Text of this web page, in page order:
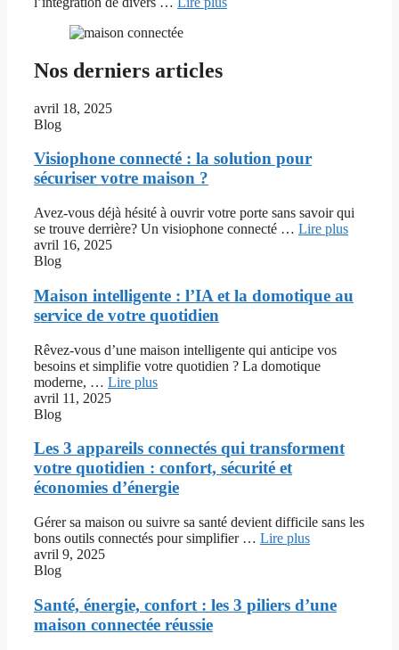
Nos derniers articles
avril 18, 2025
Blog
Visiophone connecté : la solution pour
sécuriser votre maison ?
Avez-vous déjà hésité à ouvrir votre porte sans savoir qui
se trouve derrière? Un visiophone connecté … Lire plus
avril 16, 2025
Blog
Maison intelligente : l’IA et la domotique au
service de votre quotidien
Rêvez-vous d’une maison intelligente qui anticipe vos
besoins et simplifie votre quotidien ? La domotique
moderne, … Lire plus
avril 11, 2025
Blog
Les 3 appareils connectés qui transforment
votre quotidien : confort, sécurité et
économies d’énergie
Gérer sa maison ou suivre sa santé devient difficile sans les
bons outils connectés pour simplifier … Lire plus
avril 9, 2025
Blog
Santé, énergie, confort : les 3 piliers d’une
maison connectée réussie